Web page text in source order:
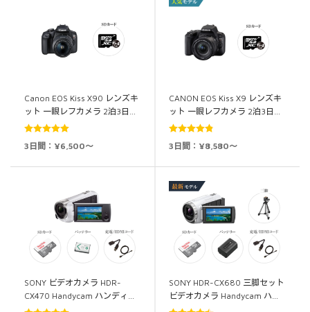
Canon EOS Kiss X90 レンズキ
ット 一眼レフカメラ 2泊3日…
5段階中
3日間：¥6,500～
CANON EOS Kiss X9 レンズキ
ット 一眼レフカメラ 2泊3日…
5段階中
3日間：¥8,580～
SONY ビデオカメラ HDR-
CX470 Handycam ハンディ…
SONY HDR-CX680 三脚セット
ビデオカメラ Handycam ハ…